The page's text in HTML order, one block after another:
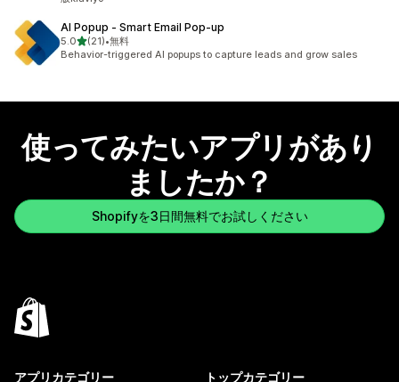
AI Popup ‑ Smart Email Pop‑up
5.05つ星中
(21)
合計レビュー数：21件
•無料
Behavior-triggered AI popups to capture leads and grow sales
使ってみたいアプリがあり
ましたか？
Shopifyを3日間無料でお試しください
アプリカテゴリー トップカテゴリー